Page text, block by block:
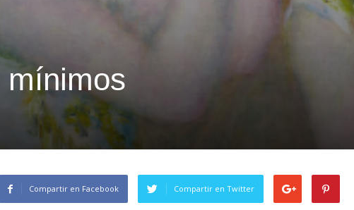
mínimos
Compartir en Facebook Compartir en Twitter